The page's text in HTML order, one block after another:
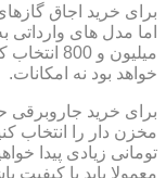
میلیون و
خواهد بود نه امکانات.
برای خرید جاروبرقی
تومانی زیادی پیدا
معمولا باید با